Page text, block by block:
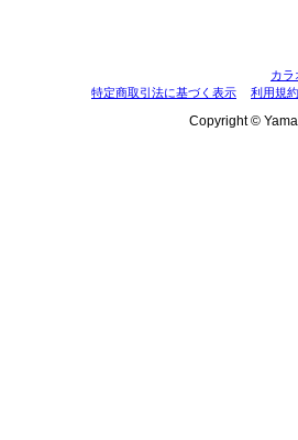
カラ
特定商取引法に基づく表示
利用規約
Copyright ©